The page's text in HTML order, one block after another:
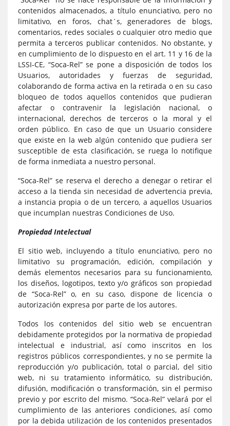
contenidos almacenados, a título enunciativo, pero no
limitativo, en foros, chat´s, generadores de blogs,
comentarios, redes sociales o cualquier otro medio que
permita a terceros publicar contenidos. No obstante, y
en cumplimiento de lo dispuesto en el art. 11 y 16 de la
LSSI-CE, “Soca-Rel” se pone a disposición de todos los
Usuarios, autoridades y fuerzas de seguridad,
colaborando de forma activa en la retirada o en su caso
bloqueo de todos aquellos contenidos que pudieran
afectar o contravenir la legislación nacional, o
internacional, derechos de terceros o la moral y el
orden público. En caso de que un Usuario considere
que existe en la web algún contenido que pudiera ser
susceptible de esta clasificación, se ruega lo notifique
de forma inmediata a nuestro personal.
“Soca-Rel” se reserva el derecho a denegar o retirar el
acceso a la tienda sin necesidad de advertencia previa,
a instancia propia o de un tercero, a aquellos Usuarios
que incumplan nuestras Condiciones de Uso.
Propiedad Intelectual
El sitio web, incluyendo a título enunciativo, pero no
limitativo su programación, edición, compilación y
demás elementos necesarios para su funcionamiento,
los diseños, logotipos, texto y/o gráficos son propiedad
de “Soca-Rel” o, en su caso, dispone de licencia o
autorización expresa por parte de los autores.
Todos los contenidos del sitio web se encuentran
debidamente protegidos por la normativa de propiedad
intelectual e industrial, así como inscritos en los
registros públicos correspondientes, y no se permite la
reproducción y/o publicación, total o parcial, del sitio
web, ni su tratamiento informático, su distribución,
difusión, modificación o transformación, sin el permiso
previo y por escrito del mismo. “Soca-Rel” velará por el
cumplimiento de las anteriores condiciones, así como
por la debida utilización de los contenidos presentados